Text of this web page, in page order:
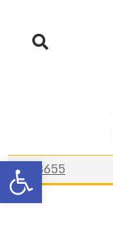
פתח#13655